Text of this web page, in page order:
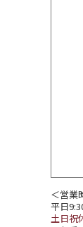
＜営業
平日
土日祝